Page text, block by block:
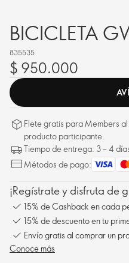
BICICLETA
835535
$ 950.000
Flete gratis para Members
producto participante.
Tiempo de entrega: 3 – 4
Métodos de pago:
¡Regístrate y disfruta de
15% de Cashback en cada
15% de descuento en tu
Envío gratis al comprar un
Conoce más